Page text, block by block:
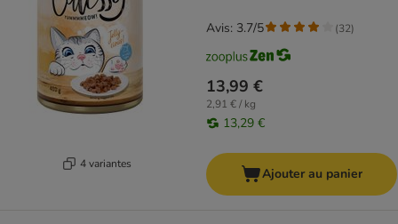
4 variantes
13,99 €
2,91 € / kg
13,29 €
Avis: 3.7/5 (32)
Ajouter au panier